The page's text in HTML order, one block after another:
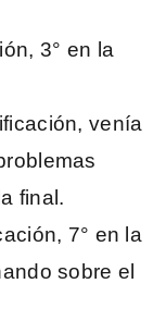
3° en la
venía
final.
7° en la
sobre el